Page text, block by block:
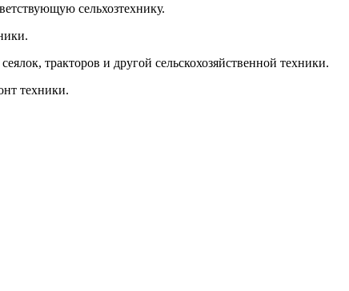
сельхозтехнику.
тракторов и другой сельскохозяйственной техники.
техники.